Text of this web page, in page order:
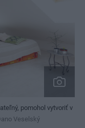
pomohol vytvoriť v
Veselský